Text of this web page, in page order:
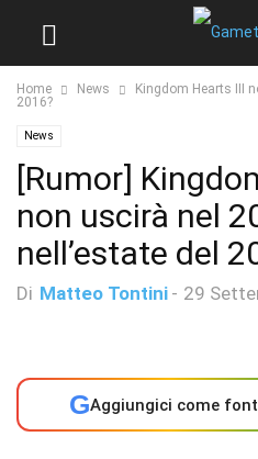
Home News
Kingdom Hearts III
2016?
News
[Rumor]
non uscirà nel
nell’estate del
Di Matteo Tontini - 29
GAggiungici come